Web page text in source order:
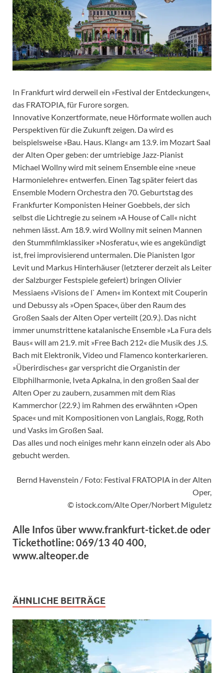
In Frankfurt wird derweil ein »Festival der Entdeckungen«,
das FRATOPIA, für Furore sorgen.
Innovative Konzertformate, neue Hörformate wollen auch
Perspektiven für die Zukunft zeigen. Da wird es
beispielsweise »Bau. Haus. Klang« am 13.9. im Mozart Saal
der Alten Oper geben: der umtriebige Jazz-Pianist
Michael Wollny wird mit seinem Ensemble eine »neue
Harmonielehre« entwerfen. Einen Tag später feiert das
Ensemble Modern Orchestra den 70. Geburtstag des
Frankfurter Komponisten Heiner Goebbels, der sich
selbst die Lichtregie zu seinem »A House of Call« nicht
nehmen lässt. Am 18.9. wird Wollny mit seinen Mannen
den Stummfilmklassiker »Nosferatu«, wie es angekündigt
ist, frei improvisierend untermalen. Die Pianisten Igor
Levit und Markus Hinterhäuser (letzterer derzeit als Leiter
der Salzburger Festspiele gefeiert) bringen Olivier
Messiaens »Visions de l` Amen« im Kontext mit Couperin
und Debussy als »Open Space«, über den Raum des
Großen Saals der Alten Oper verteilt (20.9.). Das nicht
immer unumstrittene katalanische Ensemble »La Fura dels
Baus« will am 21.9. mit »Free Bach 212« die Musik des J.S.
Bach mit Elektronik, Video und Flamenco konterkarieren.
»Überirdisches« gar verspricht die Organistin der
Elbphilharmonie, Iveta Apkalna, in den großen Saal der
Alten Oper zu zaubern, zusammen mit dem Rias
Kammerchor (22.9.) im Rahmen des erwähnten »Open
Space« und mit Kompositionen von Langlais, Rogg, Roth
und Vasks im Großen Saal.
Das alles und noch einiges mehr kann einzeln oder als Abo
gebucht werden.
Bernd Havenstein / Foto: Festival FRATOPIA in der Alten
Oper,
© istock.com/Alte Oper/Norbert Miguletz
Alle Infos über www.frankfurt-ticket.de oder
Tickethotline: 069/13 40 400,
www.alteoper.de
ÄHNLICHE BEITRÄGE